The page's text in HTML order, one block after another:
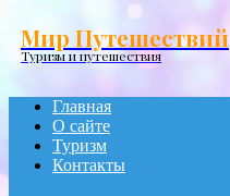
Мир Путешествий
Туризм и путешествия
Главная
О сайте
Туризм
Контакты